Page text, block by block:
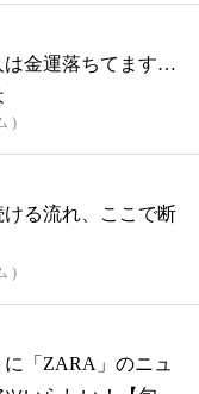
は金運落ちてます…
)
ける流れ、ここで断
)
「ZARA」のニュ